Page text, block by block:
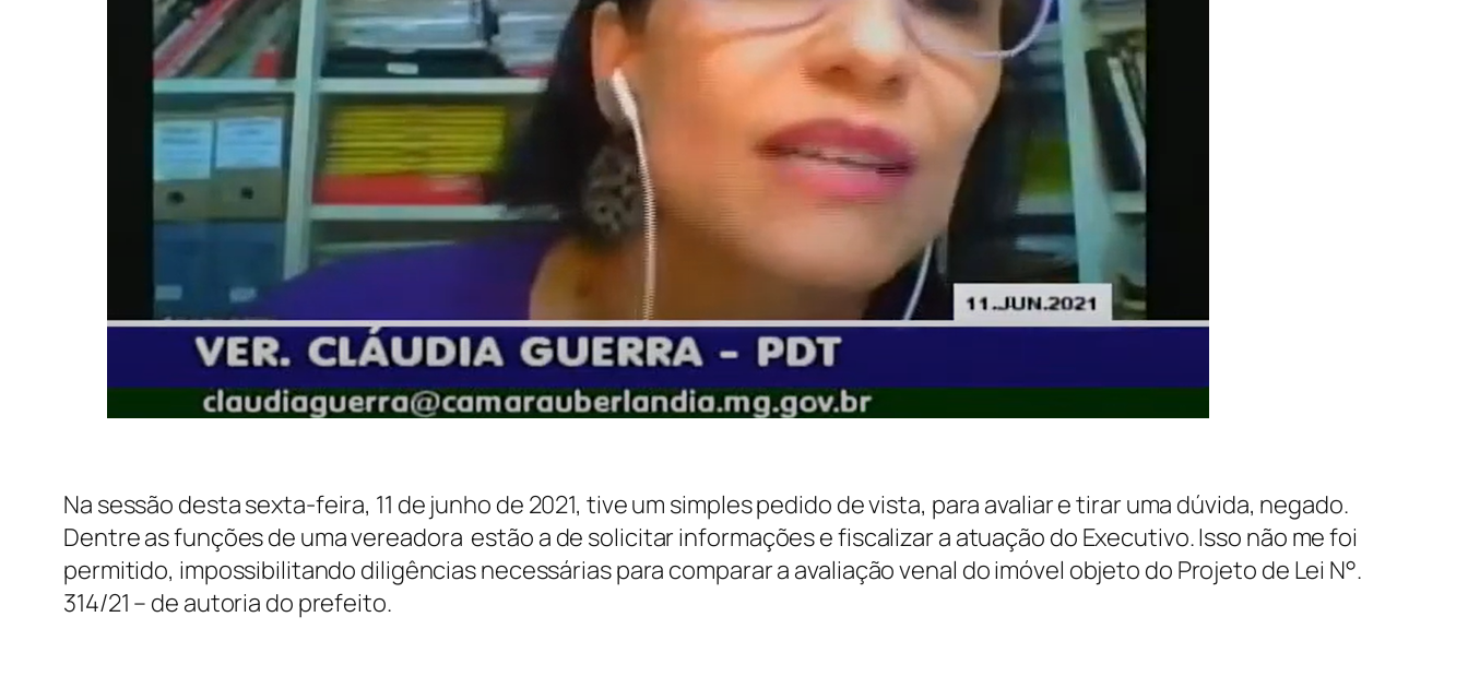
Na sessão desta sexta-feira, 11 de junho de 2021, tive um simples pedido de vista, para avaliar e tirar uma dúvida, negado.
Dentre as funções de uma vereadora estão a de solicitar informações e fiscalizar a atuação do Executivo. Isso não me foi
permitido, impossibilitando diligências necessárias para comparar a avaliação venal do imóvel objeto do Projeto de Lei N°.
314/21 – de autoria do prefeito.